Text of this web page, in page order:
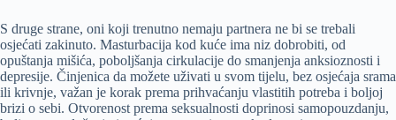
S druge strane, oni koji trenutno nemaju partnera ne bi se trebali
osjećati zakinuto. Masturbacija kod kuće ima niz dobrobiti, od
opuštanja mišića, poboljšanja cirkulacije do smanjenja anksioznosti i
depresije. Činjenica da možete uživati u svom tijelu, bez osjećaja srama
ili krivnje, važan je korak prema prihvaćanju vlastitih potreba i boljoj
brizi o sebi. Otvorenost prema seksualnosti doprinosi samopouzdanju,